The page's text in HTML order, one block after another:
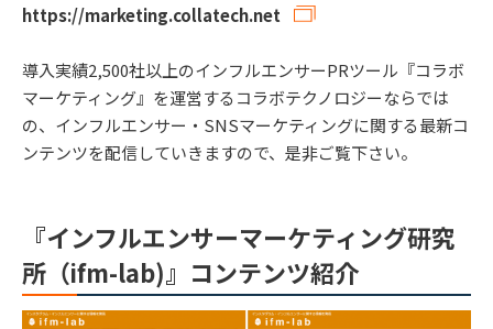
https://marketing.collatech.net
導入実績2,500社以上のインフルエンサーPRツール『コラボ
マーケティング』を運営するコラボテクノロジーならでは
の、インフルエンサー・SNSマーケティングに関する最新コ
ンテンツを配信していきますので、是非ご覧下さい。
『インフルエンサーマーケティング研究
所（ifm-lab)』コンテンツ紹介